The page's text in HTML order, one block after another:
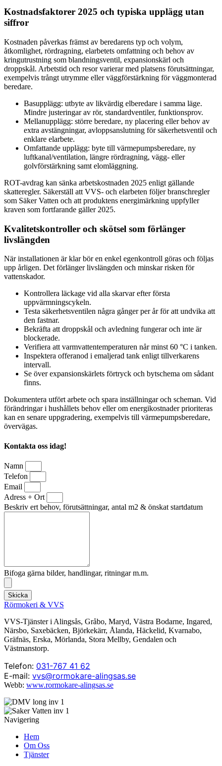
Kostnadsfaktorer 2025 och typiska upplägg utan
siffror
Kostnaden påverkas främst av beredarens typ och volym,
åtkomlighet, rördragning, elarbetets omfattning och behov av
kringutrustning som blandningsventil, expansionskärl och
droppskål. Arbetstid och resor varierar med platsens förutsättningar,
exempelvis trångt utrymme eller väggförstärkning för väggmonterad
beredare.
Basupplägg: utbyte av likvärdig elberedare i samma läge.
Mindre justeringar av rör, standardventiler, funktionsprov.
Mellanupplägg: större beredare, ny placering eller behov av
extra avstängningar, avloppsanslutning för säkerhetsventil och
enklare elarbete.
Omfattande upplägg: byte till värmepumpsberedare, ny
luftkanal/ventilation, längre rördragning, vägg- eller
golvförstärkning samt elomläggning.
ROT-avdrag kan sänka arbetskostnaden 2025 enligt gällande
skatteregler. Säkerställ att VVS- och elarbeten följer branschregler
som Säker Vatten och att produktens energimärkning uppfyller
kraven som fortfarande gäller 2025.
Kvalitetskontroller och skötsel som förlänger
livslängden
När installationen är klar bör en enkel egenkontroll göras och följas
upp årligen. Det förlänger livslängden och minskar risken för
vattenskador.
Kontrollera läckage vid alla skarvar efter första
uppvärmningscykeln.
Testa säkerhetsventilen några gånger per år för att undvika att
den fastnar.
Bekräfta att droppskål och avledning fungerar och inte är
blockerade.
Verifiera att varmvattentemperaturen når minst 60 °C i tanken.
Inspektera offeranod i emaljerad tank enligt tillverkarens
intervall.
Se över expansionskärlets förtryck och bytschema om sådant
finns.
Dokumentera utfört arbete och spara inställningar och scheman. Vid
förändringar i hushållets behov eller om energikostnader prioriteras
kan en senare uppgradering, exempelvis till värmepumpsberedare,
övervägas.
Kontakta oss idag!
Namn
Telefon
Email
Adress + Ort
Beskriv ert behov, förutsättningar, antal m2 & önskat startdatum
Bifoga gärna bilder, handlingar, ritningar m.m.
Skicka
Rörmokeri & VVS
VVS-Tjänster i Alingsås, Gråbo, Maryd, Västra Bodarne, Ingared,
Närsbo, Saxebäcken, Björkekärr, Ålanda, Häckelid, Kvarnabo,
Gräfnäs, Erska, Mörlanda, Stora Mellby, Gendalen och
Västmanstorp.
Telefon: 031-767 41 62
E-mail: vvs@rormokare-alingsas.se
Webb: www.rormokare-alingsas.se
Navigering
Hem
Om Oss
Tjänster